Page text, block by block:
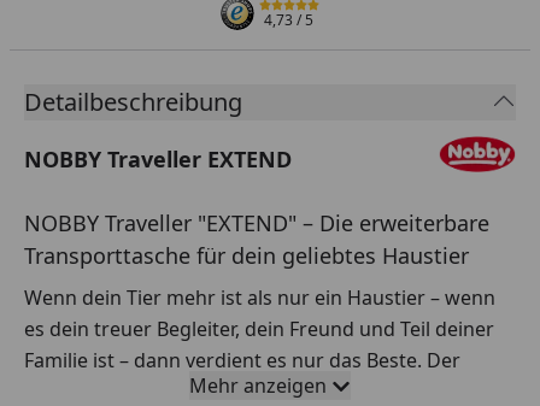
4,73/ 5
Detailbeschreibung
NOBBY Traveller EXTEND
NOBBY Traveller "EXTEND" – Die erweiterbare
Transporttasche für dein geliebtes Haustier
Wenn dein Tier mehr ist als nur ein Haustier – wenn
es dein treuer Begleiter, dein Freund und Teil deiner
Familie ist – dann verdient es nur das Beste. Der
NOBBY Traveller "EXTEND"begleitet dich und
Mehr anzeigen